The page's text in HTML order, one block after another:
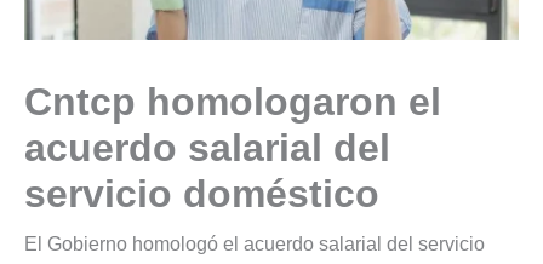
Cntcp homologaron el
acuerdo salarial del
servicio doméstico
El Gobierno homologó el acuerdo salarial del servicio